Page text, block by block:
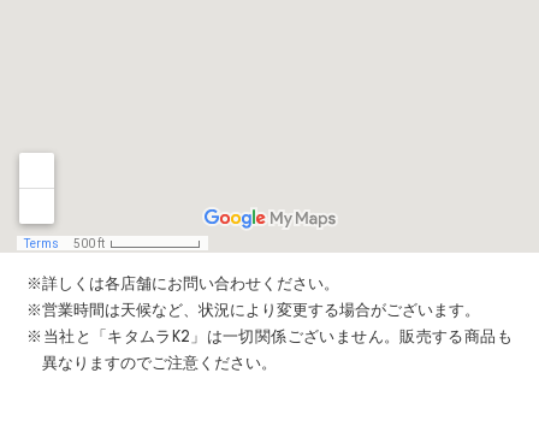
※詳しくは各店舗にお問い合わせください。
※営業時間は天候など、状況により変更する場合がございます。
※当社と「キタムラK2」は一切関係ございません。販売する商品も
異なりますのでご注意ください。